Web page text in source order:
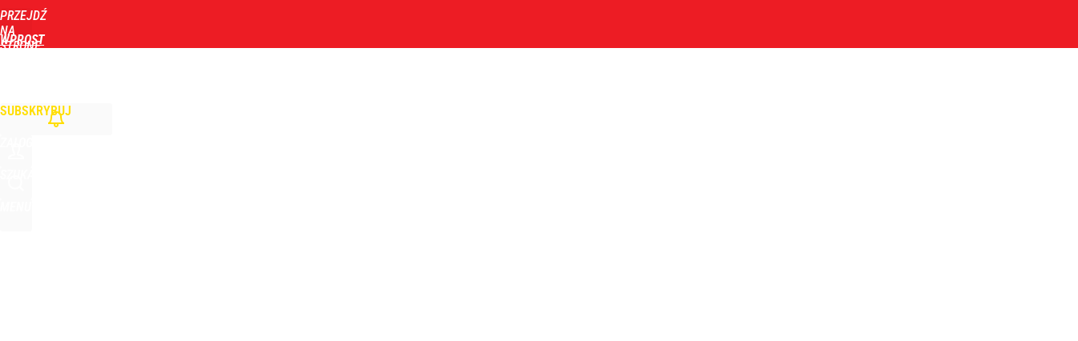
PRZEJDŹ
NA
STRONĘ
WPROST
SUBSKRYBUJ
3